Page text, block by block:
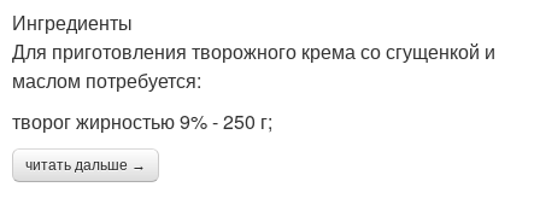
Ингредиенты
Для приготовления творожного крема со сгущенкой и
маслом потребуется:
творог жирностью 9% - 250 г;
читать дальше →